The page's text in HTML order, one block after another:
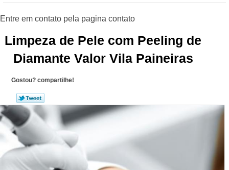
Limpeza de Pele com Peeling de
Diamante Valor Vila Paineiras
Gostou? compartilhe!